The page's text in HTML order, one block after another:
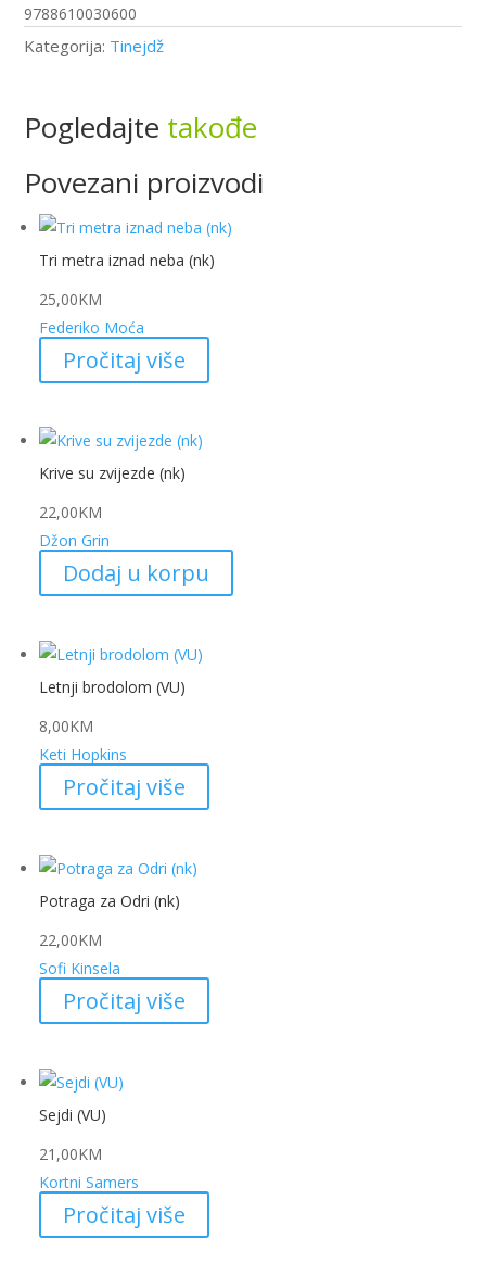
9788610030600
Kategorija: Tinejdž
Pogledajte takođe
Povezani proizvodi
Tri metra iznad neba (nk)
25,00KM
Federiko Moća
Pročitaj više
Krive su zvijezde (nk)
22,00KM
Džon Grin
Dodaj u korpu
Letnji brodolom (VU)
8,00KM
Keti Hopkins
Pročitaj više
Potraga za Odri (nk)
22,00KM
Sofi Kinsela
Pročitaj više
Sejdi (VU)
21,00KM
Kortni Samers
Pročitaj više